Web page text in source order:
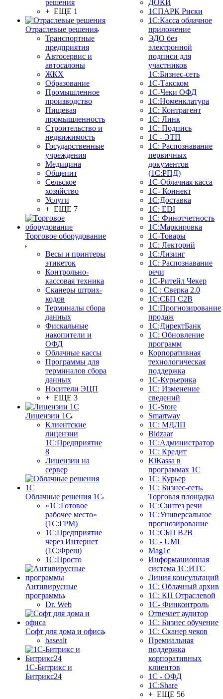
решения
+ ЕЩЕ 1
Отраслевые решения
Транспортные
предприятия
Автосервис и
автосалоны
ЖКХ
Образование
Промышленное
производство
Пищевая
промышленность
Строительство и
недвижимость
Государственные
учреждения
Медицина
Общепит
Сельское
хозяйство
Услуги
+ ЕЩЕ 7
Торговое оборудование
Весы и принтеры
этикеток
Контрольно-
кассовая техника
Сканеры штрих-
кодов
Терминалы сбора
данных
Фискальные
накопители и
ОФД
Облачные кассы
Программы для
терминалов сбора
данных
Носители ЭЦП
+ ЕЩЕ 3
Лицензии 1С
Клиентские
лицензии
1С:Предприятие
8
Лицензии на
сервер
Облачные решения 1С
«1C:Готовое
рабочее место»
(1С:ГРМ)
1С:Предприятие
через Интернет
(1С:Фреш)
1С:Просто
Антивирусные
программы
Dr. Web
Софт для дома и офиса
basealt
1С-Битрикс и
Битрикс24
ДОКИ
1СПАРК Риски
1С:Касса облачное
приложение
ЭДО без
электронной
подписи для
участников
1С:Бизнес-сеть
1С-Такском
1С-Чеки ОФД
1С:Номенклатура
1С: Контрагент
1С: Линк
1С: Подпись
1С - ЭТП
1С: Распознавание
первичных
документов
(1С:РПД)
1С-Облачная касса
1С- Коннект
1С:Доставка
1С: EDI
1С: Финотчетность
1С:Маркировка
1С-Товары
1С: Лекторий
1С:Лизинг
1С: Распознавание
речи
1C-Ритейл Чекер
1С : Сверка 2.0
1С:СБП C2B
1С:Прогнозирование
продаж
1С:ДиректБанк
1С: Обновление
программ
Корпоративная
технологическая
поддержка
1С-Курьерика
1С: Изменение
сведений
1C-Store
Smartway
1С: МДЛП
Bidzaar
1С:Администратор
1С: Кредит
ЮКаssа в
программах 1С
1С: Курьер
1С: Бизнес-сеть.
Торговая площадка
1С:Синтез речи
1С:Универсальное
прогнозирование
1С:СБП B2B
1C - UMI
Mag1c
Информационная
система 1С:ИТС
Линия консультаций
1С: Облачный архив
1С: КП Отраслевой
1С- Финконтроль
Отвечает аудитор
1С: Бизнес обучение
1С: Сканер чеков
Премиальная
поддержка
корпоративных
клиентов
1С - ОФД
1С:Share
+ ЕЩЕ 56